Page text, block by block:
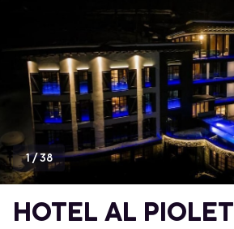
1/38
HOTEL AL PIOLET